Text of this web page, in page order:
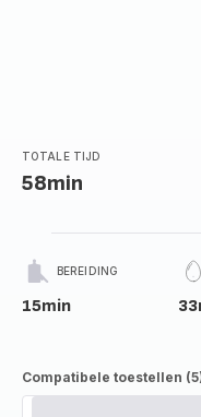
TOTALE TIJD
58min
BEREIDING
15min
Compatibele toestellen